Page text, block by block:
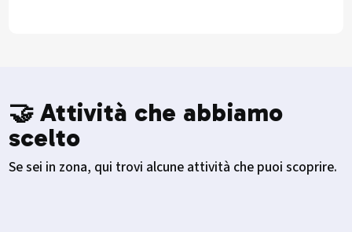
🤝 Attività che abbiamo
scelto
Se sei in zona, qui trovi alcune attività che puoi scoprire.